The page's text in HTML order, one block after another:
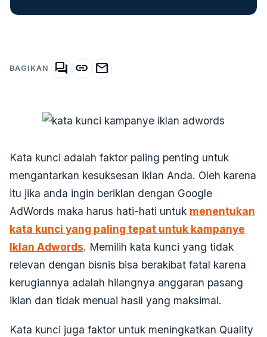
BAGIKAN forum link mail
Kata kunci adalah faktor paling penting untuk
mengantarkan kesuksesan iklan Anda. Oleh karena
itu jika anda ingin beriklan dengan Google
AdWords maka harus hati-hati untuk menentukan
kata kunci yang paling tepat untuk kampanye
Iklan Adwords. Memilih kata kunci yang tidak
relevan dengan bisnis bisa berakibat fatal karena
kerugiannya adalah hilangnya anggaran pasang
iklan dan tidak menuai hasil yang maksimal.
Kata kunci juga faktor untuk meningkatkan Quality